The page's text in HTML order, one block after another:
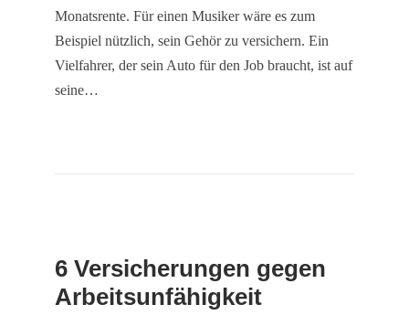
Monatsrente. Für einen Musiker wäre es zum
Beispiel nützlich, sein Gehör zu versichern. Ein
Vielfahrer, der sein Auto für den Job braucht, ist auf
seine…
6 Versicherungen gegen
Arbeitsunfähigkeit